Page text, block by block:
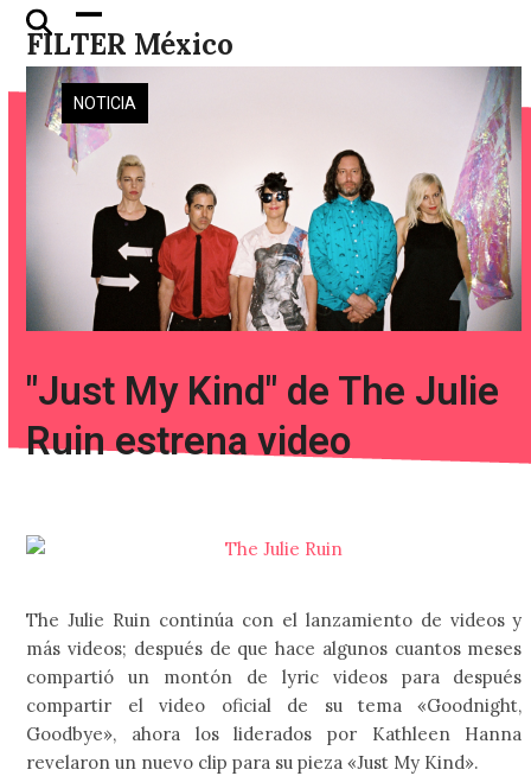
Skip
content
FILTER México
Open
mobile
menu
Close
mobile
menu
NOTICIA
"Just My Kind" de The Julie
Ruin estrena video
The Julie Ruin continúa con el lanzamiento de videos y
más videos; después de que hace algunos cuantos meses
compartió un montón de lyric videos para después
compartir el video oficial de su tema «Goodnight,
Goodbye», ahora los liderados por Kathleen Hanna
revelaron un nuevo clip para su pieza «Just My Kind».